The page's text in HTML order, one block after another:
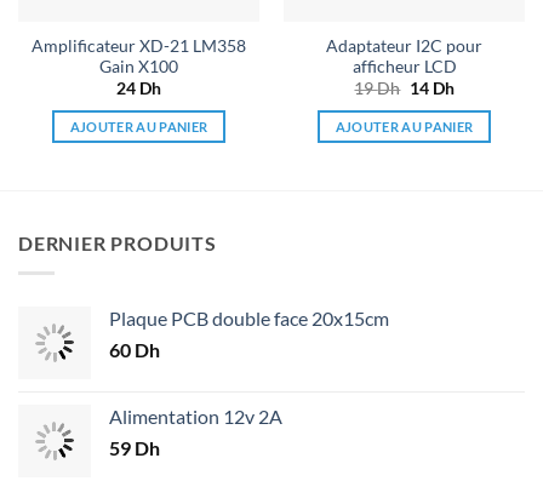
Amplificateur XD-21 LM358
Gain X100
24 Dh
AJOUTER AU PANIER
Adaptateur I2C pour
afficheur LCD
19Dh Le
initial
était :
14 DhLe
actuel
est :
AJOUTER AU PANIER
DERNIER PRODUITS
Plaque PCB double face 20x15cm
60 Dh
Alimentation 12v 2A
59 Dh